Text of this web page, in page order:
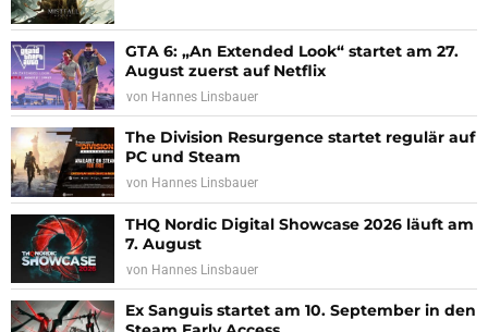
GTA 6: „An Extended Look“ startet am 27.
August zuerst auf Netflix
von Hannes Linsbauer
The Division Resurgence startet regulär auf
PC und Steam
von Hannes Linsbauer
THQ Nordic Digital Showcase 2026 läuft am
7. August
von Hannes Linsbauer
Ex Sanguis startet am 10. September in den